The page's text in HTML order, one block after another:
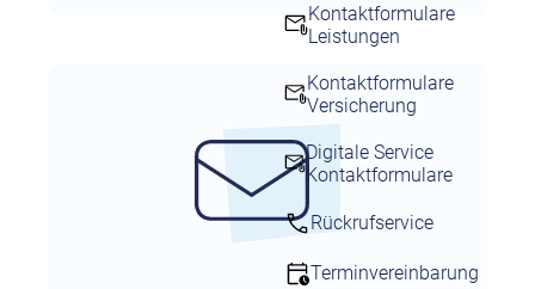
Kontaktformulare
Leistungen
Kontaktformulare
Versicherung
Digitale Service
Kontaktformulare
Rückrufservice
Terminvereinbarung